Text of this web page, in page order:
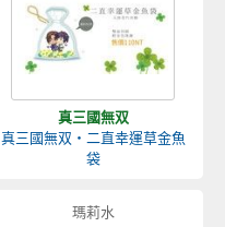
真三國無双
真三國無双‧二直幸運草金魚
袋
瑪莉水